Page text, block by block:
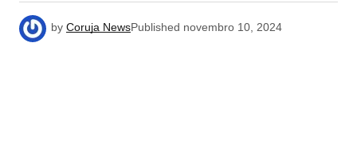
by Coruja NewsPublished novembro 10, 2024